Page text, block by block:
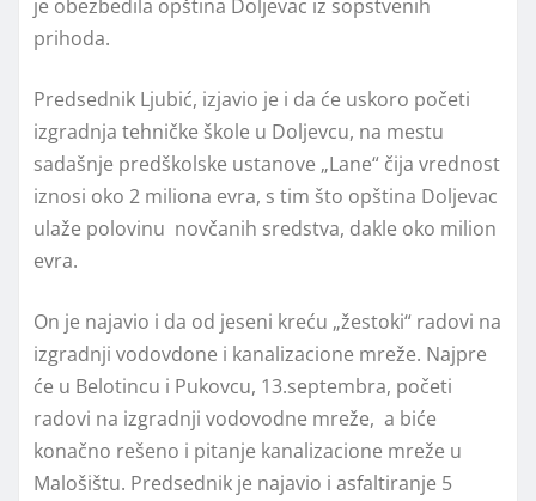
je obezbedila opština Doljevac iz sopstvenih
prihoda.
Predsednik Ljubić, izjavio je i da će uskoro početi
izgradnja tehničke škole u Doljevcu, na mestu
sadašnje predškolske ustanove „Lane“ čija vrednost
iznosi oko 2 miliona evra, s tim što opština Doljevac
ulaže polovinu novčanih sredstva, dakle oko milion
evra.
On je najavio i da od jeseni kreću „žestoki“ radovi na
izgradnji vodovdone i kanalizacione mreže. Najpre
će u Belotincu i Pukovcu, 13.septembra, početi
radovi na izgradnji vodovodne mreže, a biće
konačno rešeno i pitanje kanalizacione mreže u
Malošištu. Predsednik je najavio i asfaltiranje 5